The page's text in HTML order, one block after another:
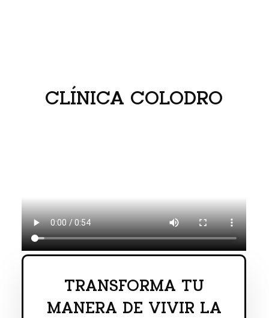
CLÍNICA COLODRO
TRANSFORMA TU
MANERA DE VIVIR LA